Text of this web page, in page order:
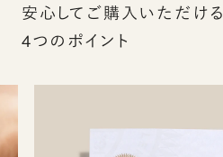
安心してご購入いただける
4つのポイント